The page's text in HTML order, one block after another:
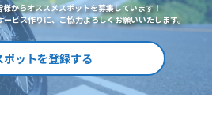
からオススメスポットを募集しています！
ビス作りに、ご協力よろしくお願いいたします。
ポットを登録する